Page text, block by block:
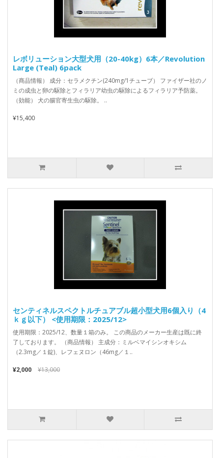
レボリューション大型犬用（20-40kg）6本／Revolution
Large (Teal) 6pack
（商品情報） 成分：セラメクチン(240mg/1チューブ） ファイザー社のノ
ミの成虫と卵の駆除とフィラリア幼虫の駆除によるフィラリア予防薬。
（効能） 犬の腸官寄生虫の駆除。 ..
¥15,400
センティネルスペクトルチュアブル超小型犬用6個入り（4
ｋｇ以下） <使用期限：2025/12>
使用期限：2025/12、数量１箱のみ。 この商品のメーカー生産は既に終
了しております。 （商品情報） 主成分：ミルベマイシンオキシム
（2.3mg／１錠)、レフェヌロン（46mg／１..
¥2,000 ¥13,000